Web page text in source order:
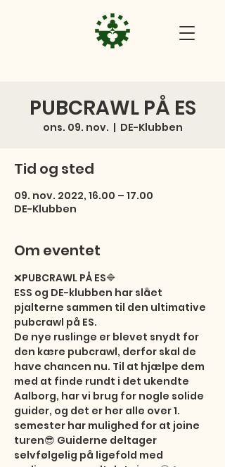
PUBCRAWL PÅ ES
ons. 09. nov.
  |
DE-Klubben
Tid og sted
09. nov. 2022, 16.00 – 17.00
DE-Klubben
Om eventet
❌PUBCRAWL PÅ ES🔷
ESS og DE-klubben har slået
pjalterne sammen til den ultimative
pubcrawl på ES.
De nye ruslinge er blevet snydt for
den kære pubcrawl, derfor skal de
have chancen nu. Til at hjælpe dem
med at finde rundt i det ukendte
Aalborg, har vi brug for nogle solide
guider, og det er her alle over 1.
semester har mulighed for at joine
turen😎 Guiderne deltager
selvfølgelig på ligefold med